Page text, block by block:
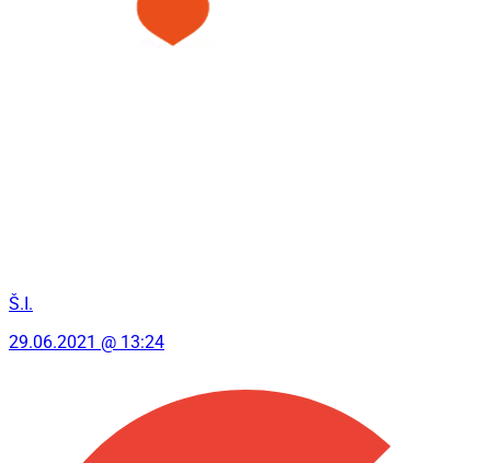
Š.I.
29.06.2021 @ 13:24